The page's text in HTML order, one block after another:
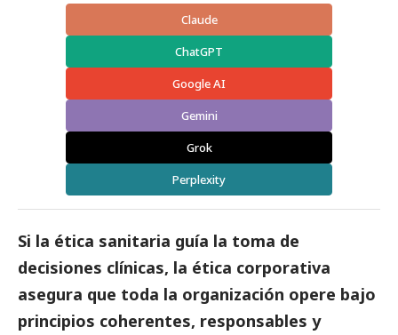
Claude
ChatGPT
Google AI
Gemini
Grok
Perplexity
Si la ética sanitaria guía la toma de
decisiones clínicas, la ética corporativa
asegura que toda la organización opere bajo
principios coherentes, responsables y